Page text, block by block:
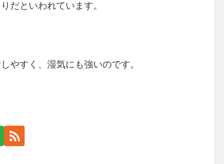
だといわれています。
やすく、湿気にも強いのです。